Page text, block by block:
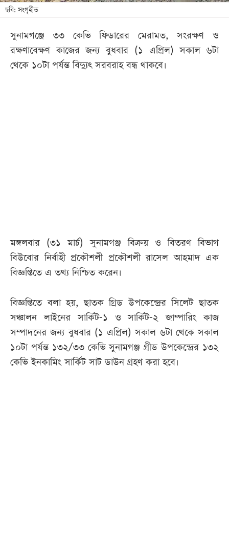
শিক্ষা
সব
বিভাগ
পেপার
ছবি: সংগৃহীত
সুনামগঞ্জে ৩৩ কেভি ফিডারের মেরামত, সংরক্ষণ ও
রক্ষণাবেক্ষণ কাজের জন্য বুধবার (১ এপ্রিল) সকাল ৬টা
থেকে ১০টা পর্যন্ত বিদ্যুৎ সরবরাহ বন্ধ থাকবে।
মঙ্গলবার (৩১ মার্চ) সুনামগঞ্জ বিক্রয় ও বিতরণ বিভাগ
বিউবোর নির্বাহী প্রকৌশলী প্রকৌশলী রাসেল আহমাদ এক
বিজ্ঞপ্তিতে এ তথ্য নিশ্চিত করেন।
বিজ্ঞপ্তিতে বলা হয়, ছাতক গ্রিড উপকেন্দ্রের সিলেট ছাতক
সঞ্চালন লাইনের সার্কিট-১ ও সার্কিট-২ জাম্পারিং কাজ
সম্পাদনের জন্য বুধবার (১ এপ্রিল) সকাল ৬টা থেকে সকাল
১০টা পর্যন্ত ১৩২/৩৩ কেভি সুনামগঞ্জ গ্রীড উপকেন্দ্রের ১৩২
কেভি ইনকামিং সার্কিট সাট ডাউন গ্রহণ করা হবে।